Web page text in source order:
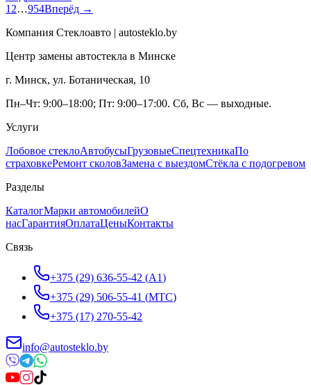
1 2…954Вперёд →
Компания Стеклоавто | autosteklo.by
Центр замены автостекла в Минске
г. Минск, ул. Ботаническая, 10
Пн–Чт: 9:00–18:00; Пт: 9:00–17:00. Сб, Вс — выходные.
Услуги
Лобовое стеклоАвтобусыГрузовыеСпецтехникаПо
страховкеРемонт сколовЗамена с выездомСтёкла с подогревом
Разделы
КаталогМарки автомобилейО
насГарантияОплатаЦеныКонтакты
Связь
+375 (29) 636-55-42 (A1)
+375 (29) 506-55-41 (МТС)
+375 (17) 270-55-42
info@autosteklo.by